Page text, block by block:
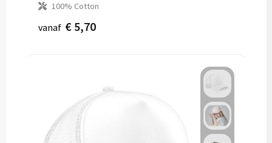
100% Cotton
vanaf € 5,70